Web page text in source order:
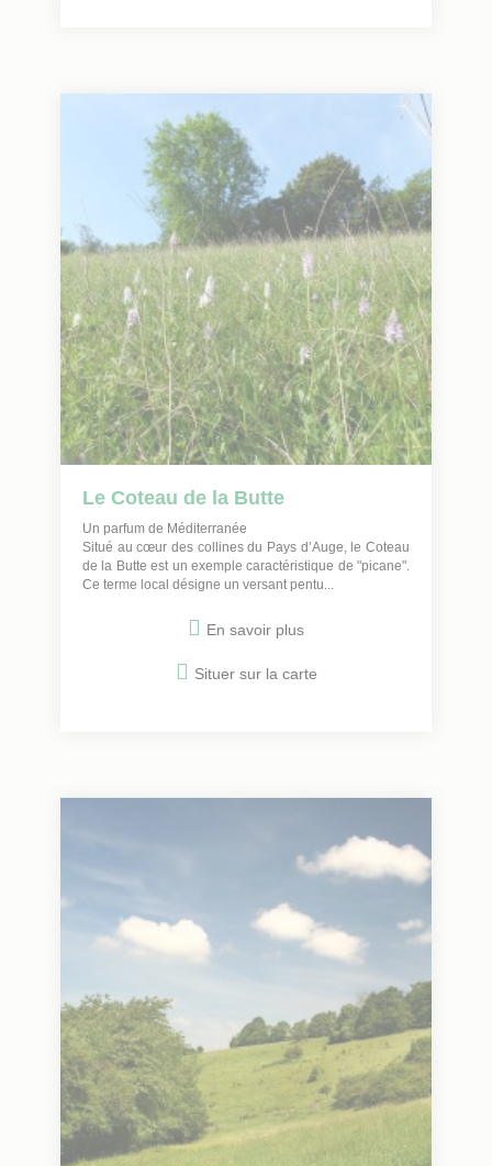
Le Coteau de la Butte
Un parfum de Méditerranée
Situé au cœur des collines du Pays d’Auge, le Coteau
de la Butte est un exemple caractéristique de "picane".
Ce terme local désigne un versant pentu...
En savoir plus
Situer sur la carte